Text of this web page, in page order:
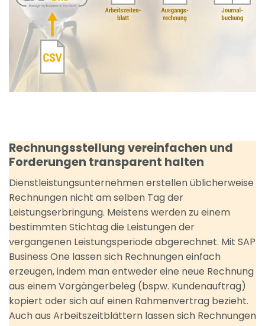
Rechnungsstellung vereinfachen und
Forderungen transparent halten
Dienstleistungsunternehmen erstellen üblicherweise
Rechnungen nicht am selben Tag der
Leistungserbringung. Meistens werden zu einem
bestimmten Stichtag die Leistungen der
vergangenen Leistungsperiode abgerechnet. Mit SAP
Business One lassen sich Rechnungen einfach
erzeugen, indem man entweder eine neue Rechnung
aus einem Vorgängerbeleg (bspw. Kundenauftrag)
kopiert oder sich auf einen Rahmenvertrag bezieht.
Auch aus Arbeitszeitblättern lassen sich Rechnungen